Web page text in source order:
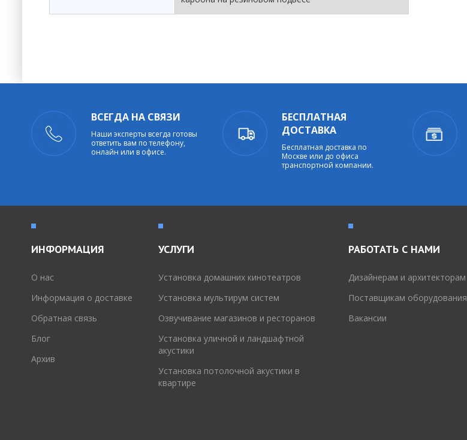
ВСЕГДА НА СВЯЗИ
Наши эксперты всегда готовы
ответить вам по телефону,
онлайн или в офисе.
БЕСПЛАТНАЯ
ДОСТАВКА
Бесплатная доставка по
Москве или до офиса
транспортной компании.
ИНФОРМАЦИЯ
O нас
Информация о доставке
Обратная связь
Блог
Архив
УСЛУГИ
Установка домашних кинотеатров
Установка мультирум систем
Озвучивание магазинов и ресторанов
Установка уличной и ландшафтной
акустики
Установка потолочной акустики в
квартире
РАБОТАТЬ С НАМИ
Дизайнерам и архитекторам
Поставщикам оборудования
Вакансии